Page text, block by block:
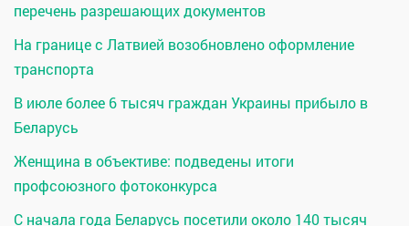
перечень разрешающих документов
На границе с Латвией возобновлено оформление
транспорта
В июле более 6 тысяч граждан Украины прибыло в
Беларусь
Женщина в объективе: подведены итоги
профсоюзного фотоконкурса
С начала года Беларусь посетили около 140 тысяч